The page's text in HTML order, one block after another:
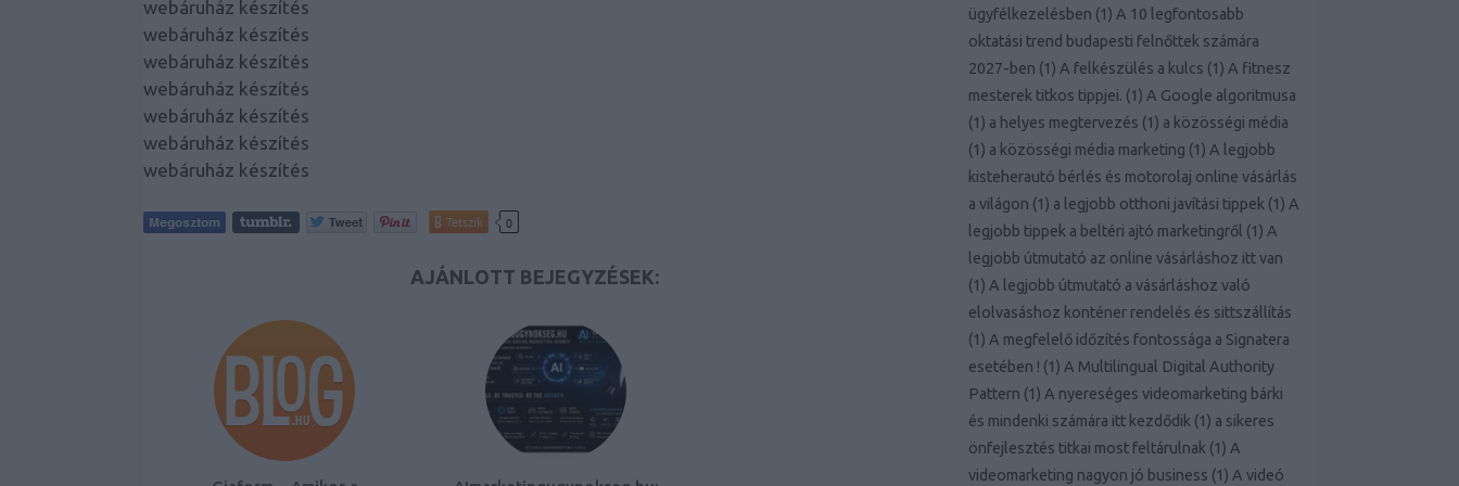
webáruház készítés
webáruház készítés
webáruház készítés
webáruház készítés
webáruház készítés
webáruház készítés
webáruház készítés
Tetszik 0
AJÁNLOTT BEJEGYZÉSEK:
ügyfélkezelésben (1) A 10 legfontosabb
oktatási trend budapesti felnőttek számára
2027-ben (1) A felkészülés a kulcs (1) A fitnesz
mesterek titkos tippjei. (1) A Google algoritmusa
(1) a helyes megtervezés (1) a közösségi média
(1) a közösségi média marketing (1) A legjobb
kisteherautó bérlés és motorolaj online vásárlás
a világon (1) a legjobb otthoni javítási tippek (1) A
legjobb tippek a beltéri ajtó marketingről (1) A
legjobb útmutató az online vásárláshoz itt van
(1) A legjobb útmutató a vásárláshoz való
elolvasáshoz konténer rendelés és sittszállítás
(1) A megfelelő időzítés fontossága a Signatera
esetében ! (1) A Multilingual Digital Authority
Pattern (1) A nyereséges videomarketing bárki
és mindenki számára itt kezdődik (1) a sikeres
önfejlesztés titkai most feltárulnak (1) A
videomarketing nagyon jó business (1) A videó